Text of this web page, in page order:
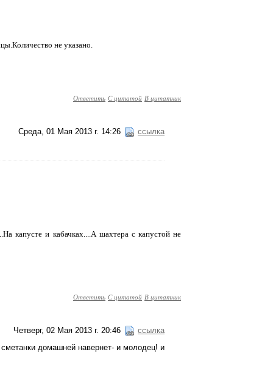
не указано.
Ответить С цитатой В цитатник
Среда, 01 Мая 2013 г. 14:26 ссылка
капусте и кабачках....А шахтера с капустой не
Ответить С цитатой В цитатник
Четверг, 02 Мая 2013 г. 20:46 ссылка
домашней навернет- и молодец! и